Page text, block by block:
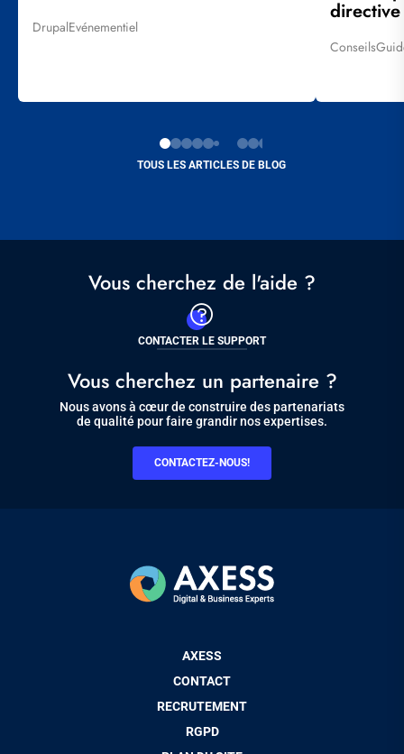
TOUS LES ARTICLES DE BLOG
Tags
DrupalEvénementiel
Tags
Conseils
Vous cherchez de l'aide ?
CONTACTER LE SUPPORT
Vous cherchez un partenaire ?
Nous avons à cœur de construire des partenariats
de qualité pour faire grandir nos expertises.
CONTACTEZ-NOUS!
AXESS
CONTACT
RECRUTEMENT
RGPD